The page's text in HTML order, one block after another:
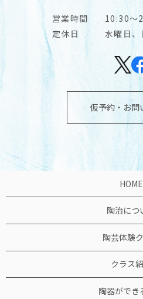
営業時間
10:30～
定休日
水曜日
仮予約・お問
HOME
陶治につ
陶芸体験
クラス
陶器ができ